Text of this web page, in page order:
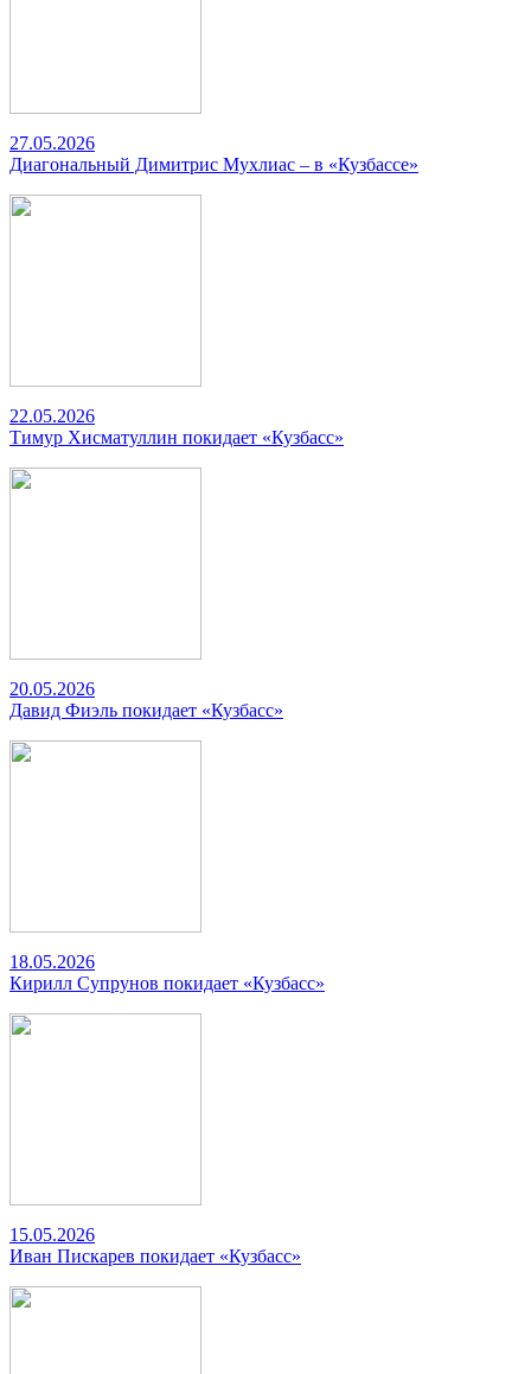
27.05.2026
Диагональный Димитрис Мухлиас – в «Кузбассе»
22.05.2026
Тимур Хисматуллин покидает «Кузбасс»
20.05.2026
Давид Фиэль покидает «Кузбасс»
18.05.2026
Кирилл Супрунов покидает «Кузбасс»
15.05.2026
Иван Пискарев покидает «Кузбасс»